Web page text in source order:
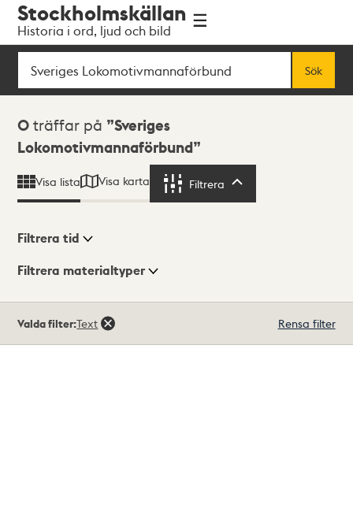
navigationen
huvudinnehållet
Stockholmskällan
Historia i ord, ljud och bild
Sök
Sök
Sökresultat
0 träffar på
Sveriges
Lokomotivmannaförbund
Visa lista Visa karta Filtrera
Visningsläge
Filtrera tid
Filtrera materialtyper
träffar
Valda filter:Text Rensa filter